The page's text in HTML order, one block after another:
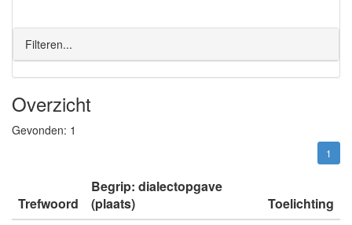
Filteren...
Overzicht
Gevonden: 1
1
Trefwoord
Begrip: dialectopgave
(plaats)
Toelichting